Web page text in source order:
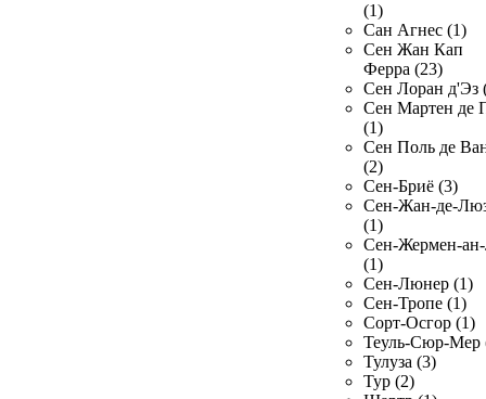
(1)
Сан Агнес (1)
Сен Жан Кап
Ферра (23)
Сен Лоран д'Эз
Сен Мартен де
(1)
Сен Поль де
(2)
Сен-Бриё (3)
Сен-Жан-де-
(1)
Сен-Жермен-
(1)
Сен-Люнер (1)
Сен-Тропе (1)
Сорт-Осгор (1)
Теуль-Сюр-Мер
Тулуза (3)
Тур (2)